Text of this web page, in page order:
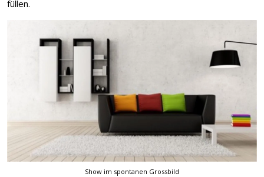
füllen.
Show im spontanen Grossbild